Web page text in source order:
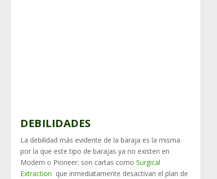
DEBILIDADES
La debilidad más evidente de la baraja es la misma
por la que este tipo de barajas ya no existen en
Modern o Pioneer: son cartas comoSurgical
Extraction que inmediatamente desactivan el plan de